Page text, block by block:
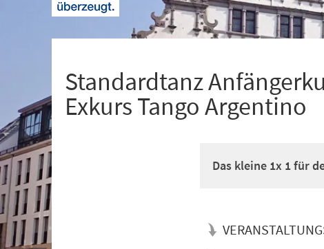
Standardtanz
Exkurs Tango Argentino
Das kleine 1x 1 für